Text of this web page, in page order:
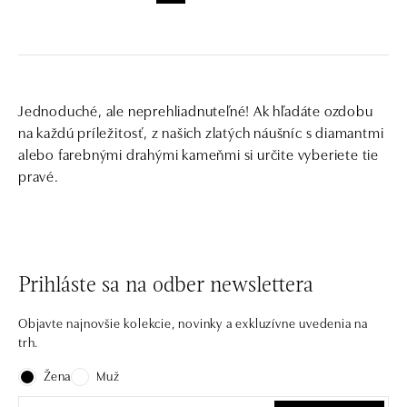
Jednoduché, ale neprehliadnuteľné! Ak hľadáte ozdobu
na každú príležitosť, z našich zlatých náušníc s diamantmi
alebo farebnými drahými kameňmi si určite vyberiete tie
pravé.
Prihláste sa na odber newslettera
Objavte najnovšie kolekcie, novinky a exkluzívne uvedenia na
trh.
Žena
Muž